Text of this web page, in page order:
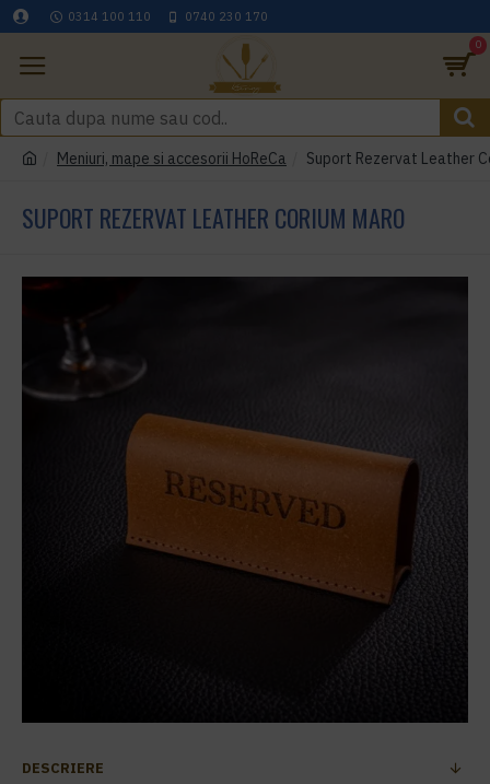
0314 100 110 0740 230 170
0
Meniuri, mape si accesorii HoReCa Suport Rezervat Leather
SUPORT REZERVAT LEATHER CORIUM MARO
DESCRIERE